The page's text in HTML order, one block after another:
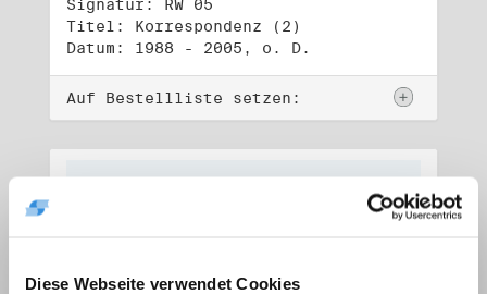
Diese Webseite verwendet Cookies
Signatur: RW 05
Titel: Korrespondenz (2)
Datum: 1988 - 2005, o. D.
Auf Bestellliste setzen: